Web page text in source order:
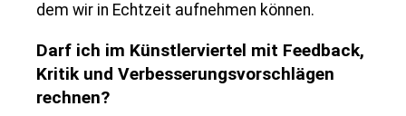
dem wir in Echtzeit aufnehmen können.
Darf ich im Künstlerviertel mit Feedback,
Kritik und Verbesserungsvorschlägen
rechnen?